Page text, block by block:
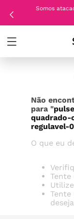
Somos
Não
para "
quadrado-
regulavel-
O que eu